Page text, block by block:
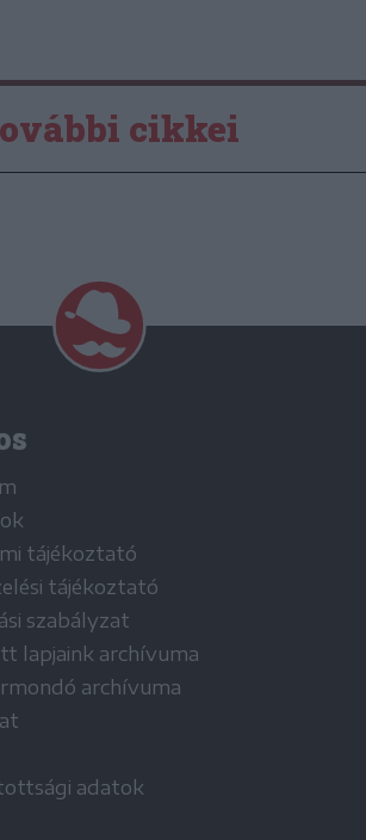
cikkei
tájékoztató
tájékoztató
szabályzat
lapjaink archívuma
archívuma
adatok